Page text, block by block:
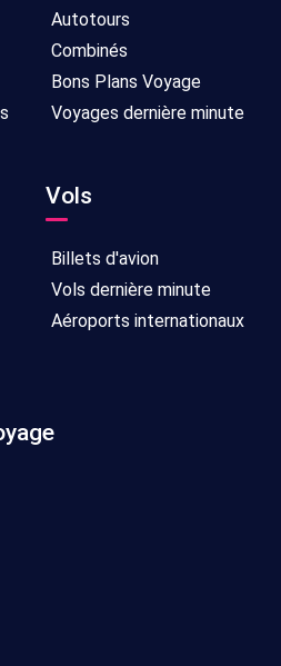
Autotours
Combinés
Bons Plans Voyage
Voyages dernière minute
Vols
Billets d'avion
Vols dernière minute
Aéroports internationaux